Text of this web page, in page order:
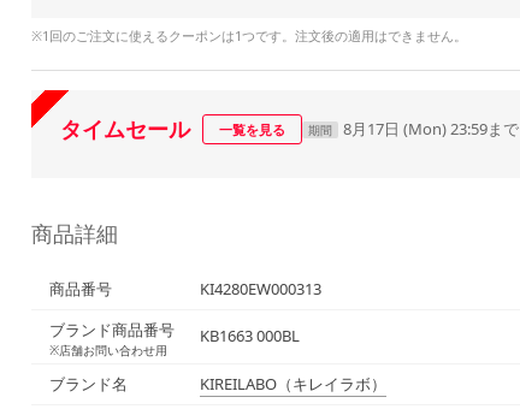
※1回のご注文に使えるクーポンは1つです。注文後の適用はできません。
タイムセール 一覧を見る 期間 8月17日 (Mon) 23:59まで
商品詳細
商品番号
KI4280EW000313
ブランド商品番号
※店舗お問い合わせ用
KB1663 000BL
ブランド名 KIREILABO （キレイラボ）